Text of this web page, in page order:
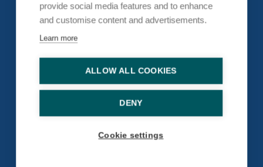
Auvinen, Toni
provide social media features and to enhance
and customise content and advertisements.
Learn more
ALLOW ALL COOKIES
DENY
Cookie settings